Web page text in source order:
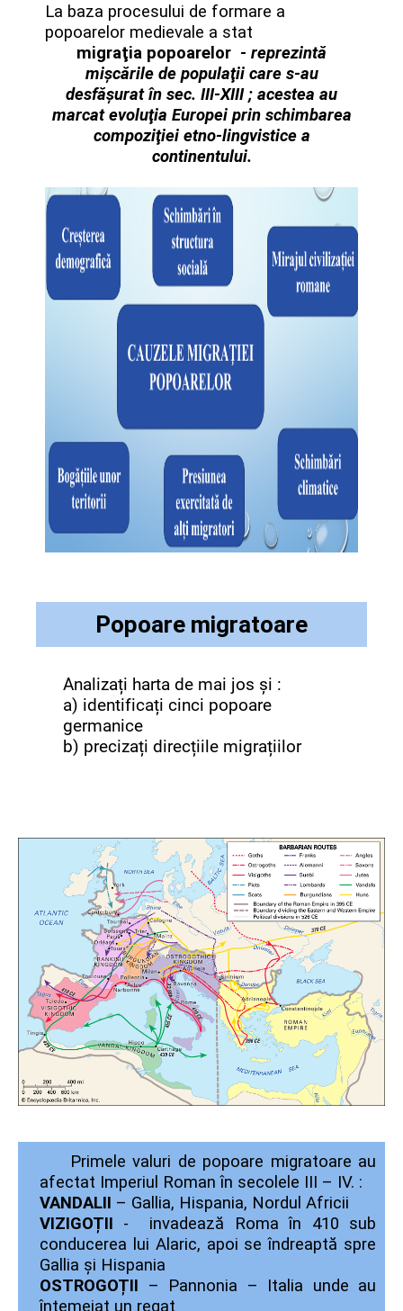
La baza procesului de formare a
popoarelor medievale a stat
migraţia popoarelor - reprezintă
mişcările de populaţii care s-au
desfăşurat în sec. III-XIII ; acestea au
marcat evoluţia Europei prin schimbarea
compoziţiei etno-lingvistice a
continentului.
Popoare migratoare
Analizați harta de mai jos și :
a) identificați cinci popoare
germanice
b) precizați direcțiile migrațiilor
Primele valuri de popoare migratoare au
afectat Imperiul Roman în secolele III – IV. :
VANDALII – Gallia, Hispania, Nordul Africii
VIZIGOȚII - invadează Roma în 410 sub
conducerea lui Alaric, apoi se îndreaptă spre
Gallia și Hispania
OSTROGOȚII – Pannonia – Italia unde au
întemeiat un regat